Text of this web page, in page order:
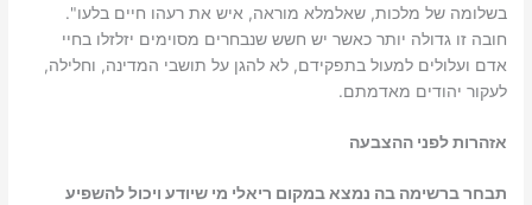
בשלומה של מלכות, שאלמלא מוראה, איש את רעהו חיים בלעו".
חובה זו גדולה יותר כאשר יש חשש שנבחרים מסוימים יזלזלו בחיי
אדם ועלולים למעול בתפקידם, לא להגן על תושבי המדינה, וחלילה,
לעקור יהודים מאדמתם.
אזהרות לפני ההצבעה
תבחר ברשימה בה נמצא במקום ריאלי מי שיודע ויכול להשפיע